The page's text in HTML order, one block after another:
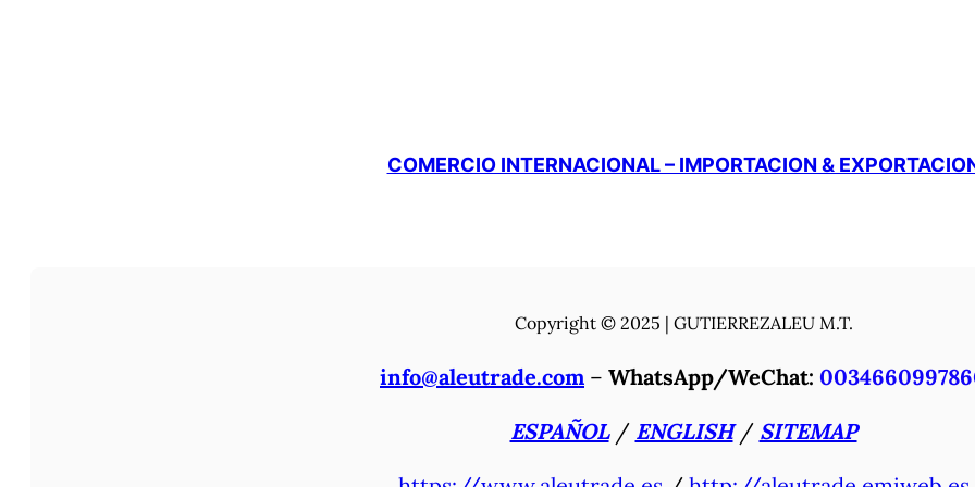
COMERCIO INTERNACIONAL – IMPORTACION &
Copyright © 2025 | GUTIERREZALEU M.T.
info@aleutrade.com – WhatsApp/WeChat:
ESPAÑOL/ ENGLISH/ SITEMAP